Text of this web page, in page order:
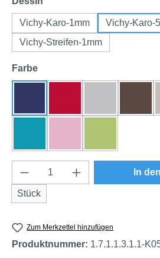
Vichy-Karo-1mm
Vichy-Karo-
Vichy-Streifen-1mm
Farbeauswählen
Produkt Anzahl: Gib
Stück
In
Zum Merkzettel hinzufügen
Produktnummer: 1.7.1.1.3.1.1-